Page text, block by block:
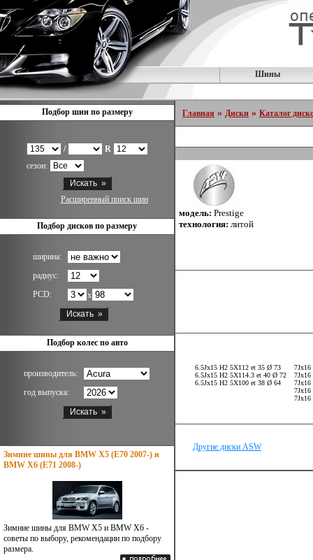
Шины
Подбор шин по размеру
/
R
сезон:
Расширенный поиск шин
Подбор дисков по размеру
ширина:
радиус:
PCD:
x
Подбор колес по авто
производитель:
год выпуска:
Зимние шины для BMW X5 (E70 2007-) и
BMW X6 (E71 2008-)
Зимние шины для BMW X5 и BMW X6 -
советы по выбору, рекомендации по подбору
размера.
Главная » Диски » Каталог
модель: Prestige
технология: литой
6.5Jx15 H2 5X112 et 35 Ø 73
6.5Jx15 H2 5X114.3 et 40 Ø 72
6.5Jx15 H2 5X100 et 38 Ø 64
Другие диски ASW